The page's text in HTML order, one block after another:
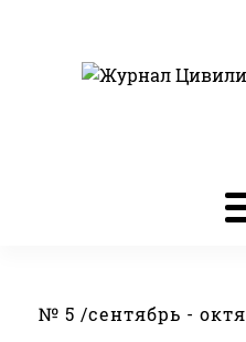
№ 5 /сентябрь -